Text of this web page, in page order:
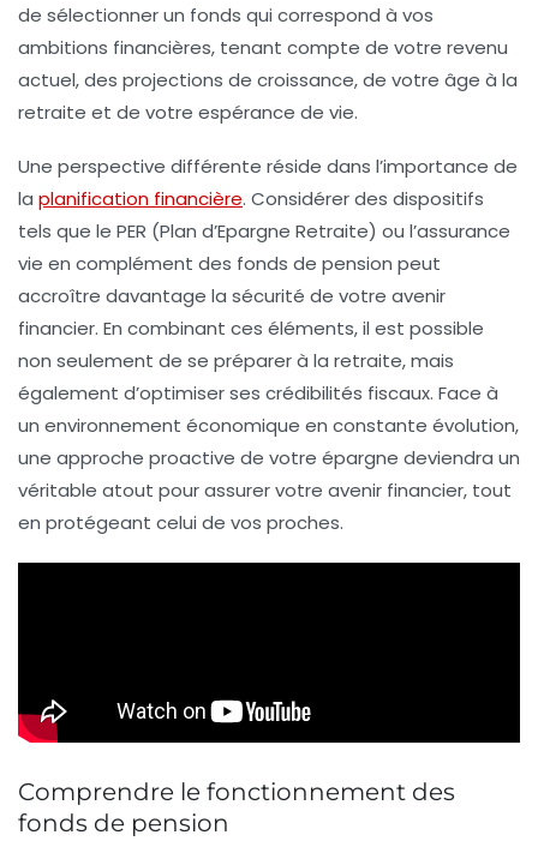
de sélectionner un fonds qui correspond à vos
ambitions financières, tenant compte de votre revenu
actuel, des projections de croissance, de votre âge à la
retraite et de votre espérance de vie.
Une perspective différente réside dans l’importance de
la planification financière. Considérer des dispositifs
tels que le PER (Plan d’Epargne Retraite) ou l’assurance
vie en complément des fonds de pension peut
accroître davantage la sécurité de votre avenir
financier. En combinant ces éléments, il est possible
non seulement de se préparer à la retraite, mais
également d’optimiser ses crédibilités fiscaux. Face à
un environnement économique en constante évolution,
une approche proactive de votre épargne deviendra un
véritable atout pour assurer votre avenir financier, tout
en protégeant celui de vos proches.
Comprendre le fonctionnement des
fonds de pension